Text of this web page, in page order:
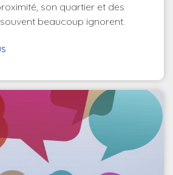
son quartier et des
beaucoup ignorent.